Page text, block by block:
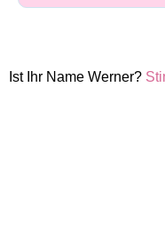
Ist Ihr Name Werner?